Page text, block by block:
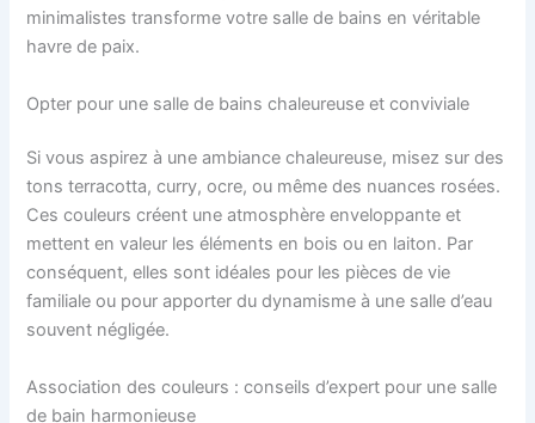
minimalistes transforme votre salle de bains en véritable
havre de paix.
Opter pour une salle de bains chaleureuse et conviviale
Si vous aspirez à une ambiance chaleureuse, misez sur des
tons terracotta, curry, ocre, ou même des nuances rosées.
Ces couleurs créent une atmosphère enveloppante et
mettent en valeur les éléments en bois ou en laiton. Par
conséquent, elles sont idéales pour les pièces de vie
familiale ou pour apporter du dynamisme à une salle d’eau
souvent négligée.
Association des couleurs : conseils d’expert pour une salle
de bain harmonieuse